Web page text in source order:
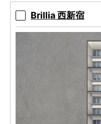
Brillia 西新宿